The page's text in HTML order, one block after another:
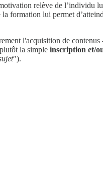
relève de l’individu
la formation lui permet
l'acquisition de contenus
la simple inscription et/
").